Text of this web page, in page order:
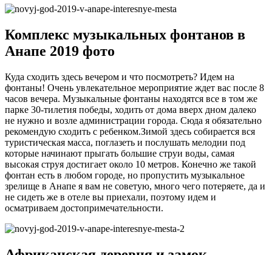
Комплекс музыкальных фонтанов в
Анапе 2019 фото
Куда сходить здесь вечером и что посмотреть? Идем на
фонтаны! Очень увлекательное мероприятие ждет вас после 8
часов вечера. Музыкальные фонтаны находятся все в том же
парке 30-тилетия победы, ходить от дома вверх дном далеко
не нужно и возле администрации города. Сюда я обязательно
рекомендую сходить с ребенком.Зимой здесь собирается вся
туристическая масса, поглазеть и послушать мелодии под
которые начинают прыгать большие струи воды, самая
высокая струя достигает около 10 метров. Конечно же такой
фонтан есть в любом городе, но пропустить музыкальное
зрелище в Анапе я вам не советую, много чего потеряете, да и
не сидеть же в отеле вы приехали, поэтому идем и
осматриваем достопримечательности.